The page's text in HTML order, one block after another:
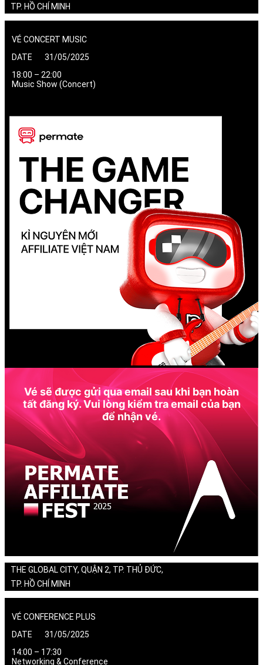
TP. HỒ CHÍ MINH
VÉ CONCERT MUSIC
DATE 31/05/2025
18:00 – 22:00
Music Show (Concert)
Vé sẽ được gửi qua email sau khi bạn hoàn
tất đăng ký. Vui lòng kiểm tra email của bạn
để nhận vé.
THE GLOBAL CITY, QUẬN 2, TP. THỦ ĐỨC,
TP. HỒ CHÍ MINH
VÉ CONFERENCE PLUS
DATE 31/05/2025
14:00 – 17:30
Networking & Conference